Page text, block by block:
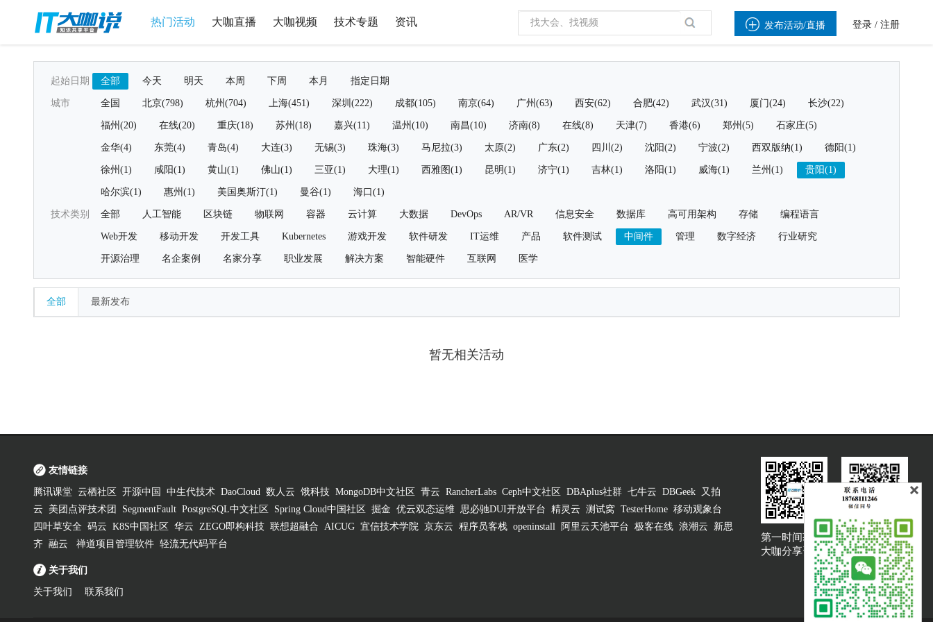
热门活动 大咖直播 大咖视频 技术专题 资讯  发布活动/直播 登录 / 注册
起始日期 全部 今天 明天 本周 下周 本月 指定日期
城市 全国 北京(798) 杭州(704) 上海(451) 深圳(222) 成都(105) 南京(64) 广州(63) 西安(62) 合肥(42) 武汉(31) 厦门(24) 长沙(22)
福州(20) 在线(20) 重庆(18) 苏州(18) 嘉兴(11) 温州(10) 南昌(10) 济南(8) 在线(8) 天津(7) 香港(6) 郑州(5) 石家庄(5)
金华(4) 东莞(4) 青岛(4) 大连(3) 无锡(3) 珠海(3) 马尼拉(3) 太原(2) 广东(2) 四川(2) 沈阳(2) 宁波(2) 西双版纳(1) 德阳(1)
徐州(1) 咸阳(1) 黄山(1) 佛山(1) 三亚(1) 大理(1) 西雅图(1) 昆明(1) 济宁(1) 吉林(1) 洛阳(1) 威海(1) 兰州(1) 贵阳(1)
哈尔滨(1) 惠州(1) 美国奥斯汀(1) 曼谷(1) 海口(1)
技术类别 全部 人工智能 区块链 物联网 容器 云计算 大数据 DevOps AR/VR 信息安全 数据库 高可用架构 存储 编程语言
Web开发 移动开发 开发工具 Kubernetes 游戏开发 软件研发 IT运维 产品 软件测试 中间件 管理 数字经济 行业研究
开源治理 名企案例 名家分享 职业发展 解决方案 智能硬件 互联网 医学
全部 最新发布
暂无相关活动
友情链接
腾讯课堂 云栖社区 开源中国 中生代技术 DaoCloud 数人云 饿科技 MongoDB中文社区 青云 RancherLabs Ceph中文社区 DBAplus社群 七牛云 DBGeek
又拍
云
美团点评技术团 SegmentFault PostgreSQL中文社区 Spring Cloud中国社区 掘金 优云双态运维 思必驰DUI开放平台 精灵云 测试窝 TesterHome 移动观象台
四叶草安全 码云 K8S中国社区 华云 ZEGO即构科技 联想超融合 AICUG 宜信技术学院 京东云 程序员客栈 openinstall 阿里云天池平台 极客在线 浪潮云
新思
齐 融云 禅道项目管理软件 轻流无代码平台
关于我们
关于我们 联系我们
第一时间获取
大咖分享资讯
大咖说吐槽客服